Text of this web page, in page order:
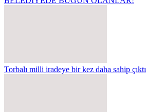
Torbalı milli iradeye bir kez daha sahip çıktı